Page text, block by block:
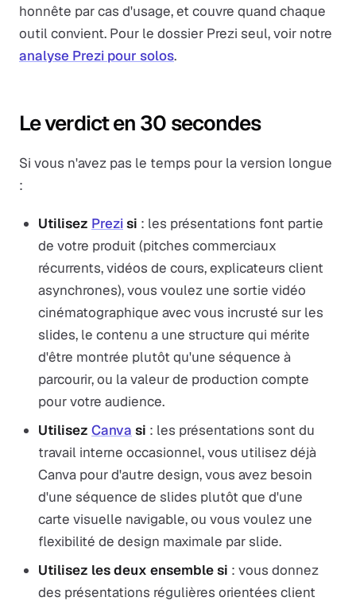
honnête par cas d'usage, et couvre quand chaque
outil convient. Pour le dossier Prezi seul, voir notre
analyse Prezi pour solos.
Le verdict en 30 secondes
Si vous n'avez pas le temps pour la version longue
:
Utilisez Prezi si : les présentations font partie
de votre produit (pitches commerciaux
récurrents, vidéos de cours, explicateurs client
asynchrones), vous voulez une sortie vidéo
cinématographique avec vous incrusté sur les
slides, le contenu a une structure qui mérite
d'être montrée plutôt qu'une séquence à
parcourir, ou la valeur de production compte
pour votre audience.
Utilisez Canva si : les présentations sont du
travail interne occasionnel, vous utilisez déjà
Canva pour d'autre design, vous avez besoin
d'une séquence de slides plutôt que d'une
carte visuelle navigable, ou vous voulez une
flexibilité de design maximale par slide.
Utilisez les deux ensemble si : vous donnez
des présentations régulières orientées client